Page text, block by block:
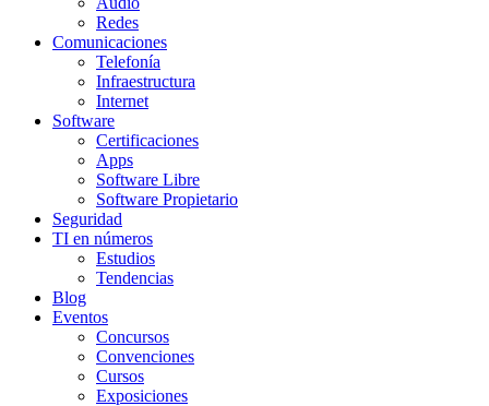
Redes
Comunicaciones
Telefonía
Infraestructura
Internet
Software
Certificaciones
Apps
Software Libre
Software Propietario
Seguridad
TI en números
Estudios
Tendencias
Blog
Eventos
Concursos
Convenciones
Cursos
Exposiciones